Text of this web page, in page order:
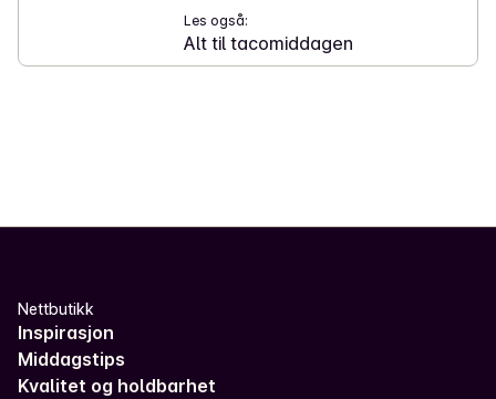
Les også:
Alt til tacomiddagen
Nettbutikk
Inspirasjon
Middagstips
Kvalitet og holdbarhet